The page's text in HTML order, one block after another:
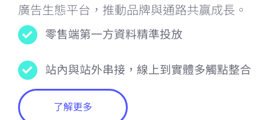
廣告生態平台，推動品牌與通路共贏成長。
零售端第一方資料精準投放
站內與站外串接，線上到實體多觸點整合
了解更多